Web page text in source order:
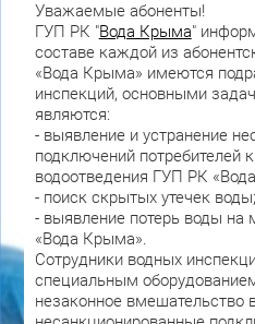
Уважаемые абоненты!
ГУП РК "Вода Крыма"
составе каждой из
«Вода Крыма» имеются
инспекций, основными
являются:
- выявление и устранение
подключений потребителей
водоотведения ГУП РК
- поиск скрытых утечек воды;
- выявление потерь воды на
«Вода Крыма».
Сотрудники водных
специальным
незаконное вмешательство